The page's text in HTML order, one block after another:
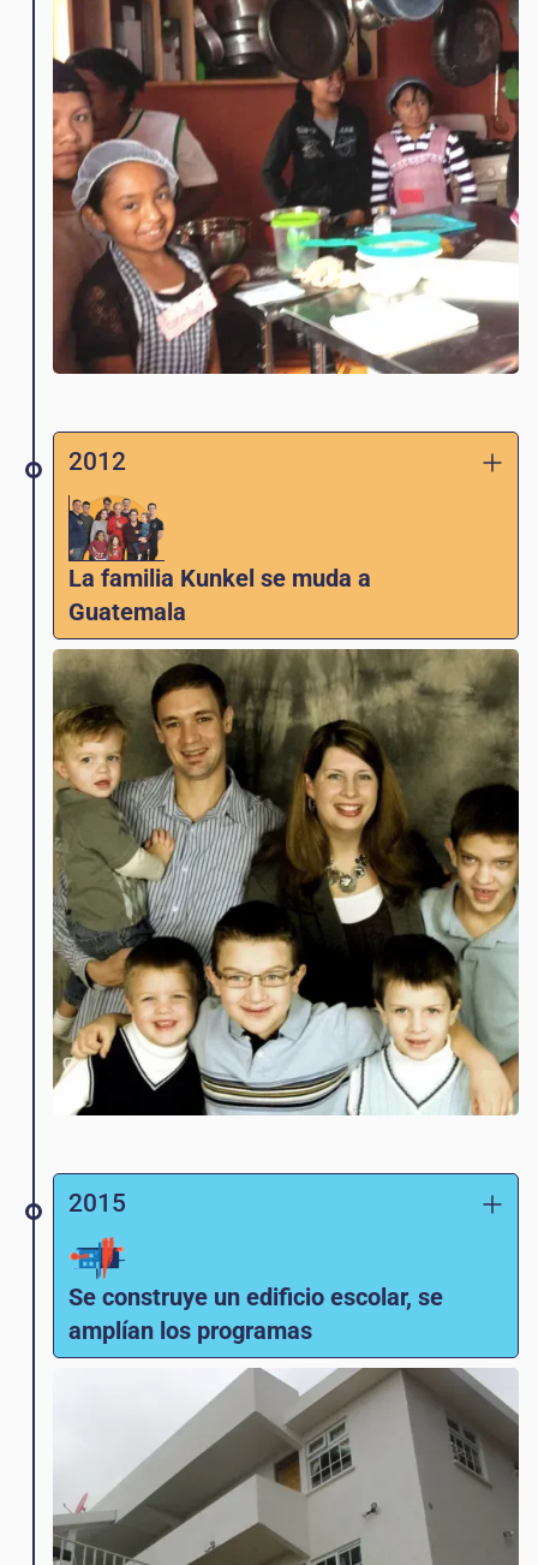
2010, ¡la primera expansión!
2012
La familia Kunkel se muda a
Guatemala
Ben y Jennifer Kunkel de Indy Metro Church
se mudan a Magdalena para apoyar la
creciente escuela y el ministerio de Love
Guatemala, trabajando con Carlos, Telma,
Antoinetta y otros. Con el tiempo, Ben y
Carlos comparten la responsabilidad de
administrar la escuela y el ministerio.
2015
Se construye un edificio escolar, se
amplían los programas
¡Gracias a la donación de generosos
donantes, Love Guatemala puede adquirir
propiedades y construir un edificio escolar!
El Ministerio de Educación de Guatemala
también le pide a LG que comience a
impartir clases de educación para adultos,